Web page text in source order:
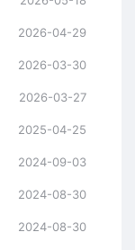
2026-04-29
2026-03-30
2026-03-27
2025-04-25
2024-09-03
2024-08-30
2024-08-30